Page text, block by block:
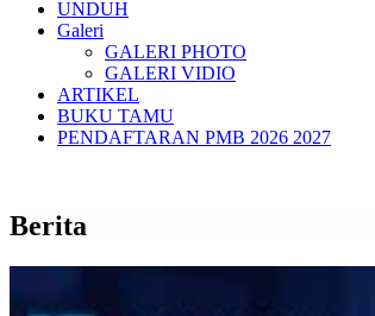
UNDUH
Galeri
GALERI PHOTO
GALERI VIDIO
ARTIKEL
BUKU TAMU
PENDAFTARAN PMB 2026 2027
Berita